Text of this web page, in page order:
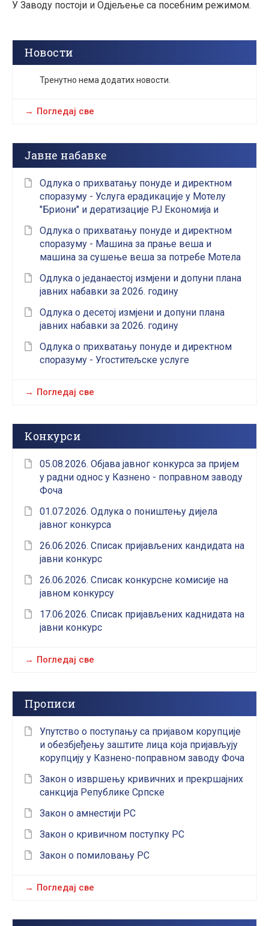
У Заводу постоји и Одјељење са посебним режимом.
Новости
Тренутно нема додатих новости.
Погледај све
Јавне набавке
Одлука о прихватању понуде и директном
споразуму - Услуга ерадикације у Мотелу
"Бриони" и дератизације РЈ Економија и
Одлука о прихватању понуде и директном
споразуму - Машина за прање веша и
машина за сушење веша за потребе Мотела
Одлука о једанаестој измјени и допуни плана
јавних набавки за 2026. годину
Одлука о десетој измјени и допуни плана
јавних набавки за 2026. годину
Одлука о прихватању понуде и директном
споразуму - Угоститељске услуге
Погледај све
Конкурси
05.08.2026. Објава јавног конкурса за пријем
у радни однос у Казнено - поправном заводу
Фоча
01.07.2026. Одлука о поништењу дијела
јавног конкурса
26.06.2026. Списак пријављених кандидата на
јавни конкурс
26.06.2026. Списак конкурсне комисије на
јавном конкурсу
17.06.2026. Списак пријављених каднидата на
јавни конкурс
Погледај све
Прописи
Упутство о поступању са пријавом корупције
и обезбјеђењу заштите лица која пријављују
корупцију у Казнено-поправном заводу Фоча
Закон о извршењу кривичних и прекршајних
санкција Републике Српске
Закон о амнестији РС
Закон о кривичном поступку РС
Закон о помиловању РС
Погледај све